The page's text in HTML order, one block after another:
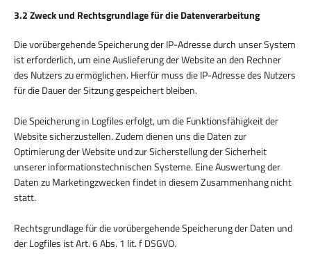
3.2 Zweck und Rechtsgrundlage für die Datenverarbeitung
Die vorübergehende Speicherung der IP-Adresse durch unser System
ist erforderlich, um eine Auslieferung der Website an den Rechner
des Nutzers zu ermöglichen. Hierfür muss die IP-Adresse des Nutzers
für die Dauer der Sitzung gespeichert bleiben.
Die Speicherung in Logfiles erfolgt, um die Funktionsfähigkeit der
Website sicherzustellen. Zudem dienen uns die Daten zur
Optimierung der Website und zur Sicherstellung der Sicherheit
unserer informationstechnischen Systeme. Eine Auswertung der
Daten zu Marketingzwecken findet in diesem Zusammenhang nicht
statt.
Rechtsgrundlage für die vorübergehende Speicherung der Daten und
der Logfiles ist Art. 6 Abs. 1 lit. f DSGVO.